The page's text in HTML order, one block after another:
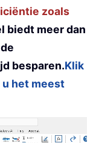
zoals
biedt meer dan
besparen.Klik
het meest